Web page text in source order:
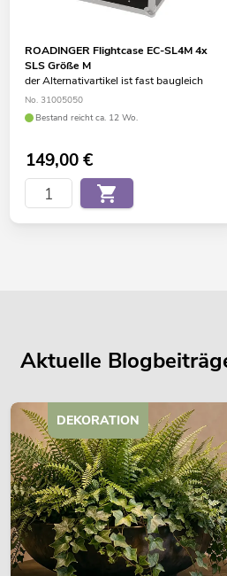
ROADINGER Flightcase EC-SL4M 4x
SLS Größe M
der Alternativartikel ist fast baugleich
No. 31005050
Bestand reicht ca. 12 Wo.
149,00€
Aktuelle
DEKORATION